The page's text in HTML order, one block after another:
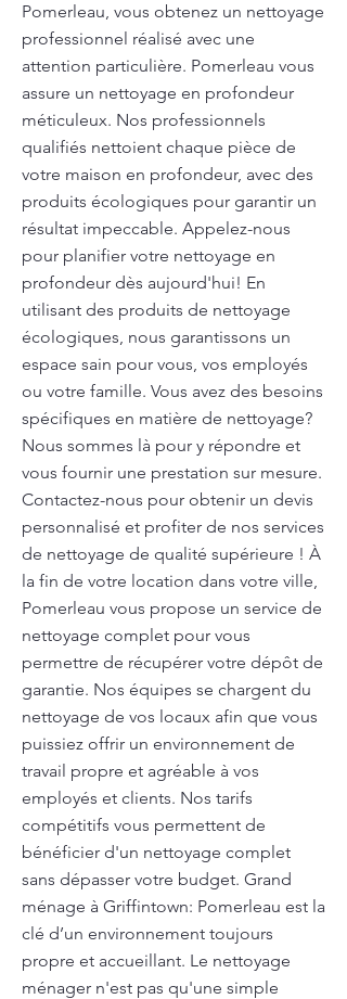
Pomerleau, vous obtenez un nettoyage
professionnel réalisé avec une
attention particulière. Pomerleau vous
assure un nettoyage en profondeur
méticuleux. Nos professionnels
qualifiés nettoient chaque pièce de
votre maison en profondeur, avec des
produits écologiques pour garantir un
résultat impeccable. Appelez-nous
pour planifier votre nettoyage en
profondeur dès aujourd'hui! En
utilisant des produits de nettoyage
écologiques, nous garantissons un
espace sain pour vous, vos employés
ou votre famille. Vous avez des besoins
spécifiques en matière de nettoyage?
Nous sommes là pour y répondre et
vous fournir une prestation sur mesure.
Contactez-nous pour obtenir un devis
personnalisé et profiter de nos services
de nettoyage de qualité supérieure ! À
la fin de votre location dans votre ville,
Pomerleau vous propose un service de
nettoyage complet pour vous
permettre de récupérer votre dépôt de
garantie. Nos équipes se chargent du
nettoyage de vos locaux afin que vous
puissiez offrir un environnement de
travail propre et agréable à vos
employés et clients. Nos tarifs
compétitifs vous permettent de
bénéficier d'un nettoyage complet
sans dépasser votre budget. Grand
ménage à Griffintown: Pomerleau est la
clé d’un environnement toujours
propre et accueillant. Le nettoyage
ménager n'est pas qu'une simple